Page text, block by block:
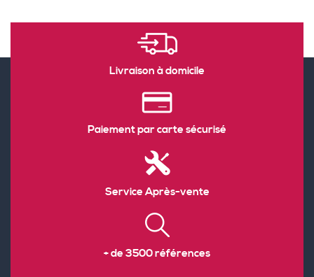
Livraison à domicile
Paiement par carte sécurisé
Service Après-vente
+ de 3500 références